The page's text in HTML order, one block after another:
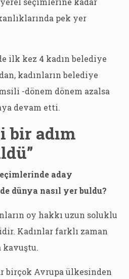
pek yer
ilk kez 4 kadın belediye
kadınların belediye
-dönem dönem azalsa
devam etti.
bir adım
aday
dünya nasıl yer buldu?
oy hakkı uzun soluklu
Kadınlar farklı zaman
birçok Avrupa ülkesinden